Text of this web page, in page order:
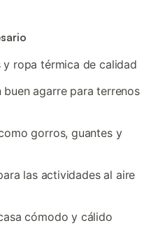
ropa térmica de calidad
agarre para terrenos
gorros, guantes y
las actividades al aire
cómodo y cálido